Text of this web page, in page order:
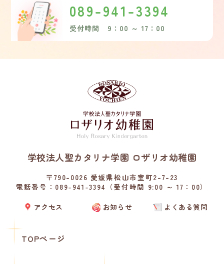
089-941-3394
受付時間 9：00 ～ 17：00
TOPページ
学校法人聖カタリナ学園 ロザリオ幼稚園
〒790-0026 愛媛県松山市室町2-7-23
電話番号：089-941-3394（受付時間 9:00 ～ 17：00）
アクセス お知らせ よくある質問